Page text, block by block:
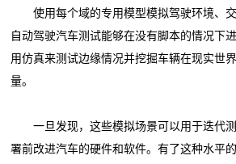
使用每个域的专用模型模拟驾驶环境、交
自动驾驶汽车测试能够在没有脚本的情况下
用仿真来测试边缘情况并挖掘车辆在现实世
量。
一旦发现，这些模拟场景可以用于迭代测
署前改进汽车的硬件和软件。有了这种水平